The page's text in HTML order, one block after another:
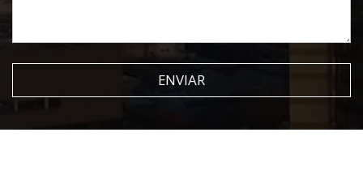
ENVIAR